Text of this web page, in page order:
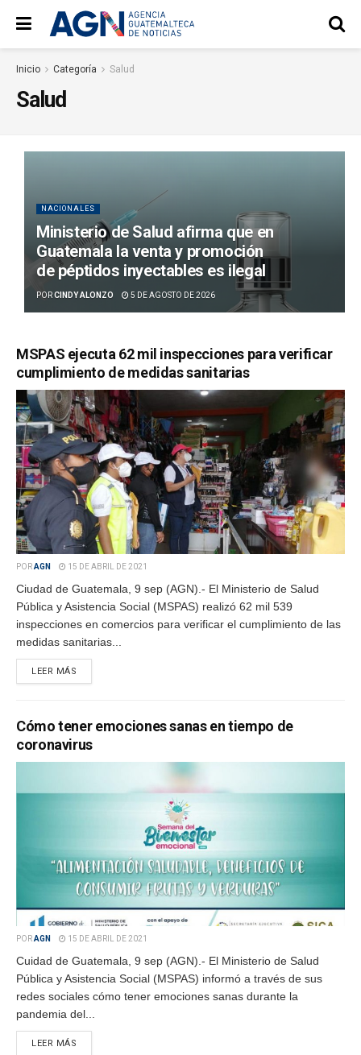
Inicio Categoría Salud
Salud
NACIONALES
Ministerio de Salud afirma que en
Guatemala la venta y promoción
de péptidos inyectables es ilegal
PORCINDY ALONZO 5 DE AGOSTO DE 2026
MSPAS ejecuta 62 mil inspecciones para verificar
cumplimiento de medidas sanitarias
PORAGN 15 DE ABRIL DE 2021
Ciudad de Guatemala, 9 sep (AGN).- El Ministerio de Salud
Pública y Asistencia Social (MSPAS) realizó 62 mil 539
inspecciones en comercios para verificar el cumplimiento de las
medidas sanitarias...
LEER MÁS
Cómo tener emociones sanas en tiempo de
coronavirus
PORAGN 15 DE ABRIL DE 2021
Cuidad de Guatemala, 9 sep (AGN).- El Ministerio de Salud
Pública y Asistencia Social (MSPAS) informó a través de sus
redes sociales cómo tener emociones sanas durante la
pandemia del...
LEER MÁS